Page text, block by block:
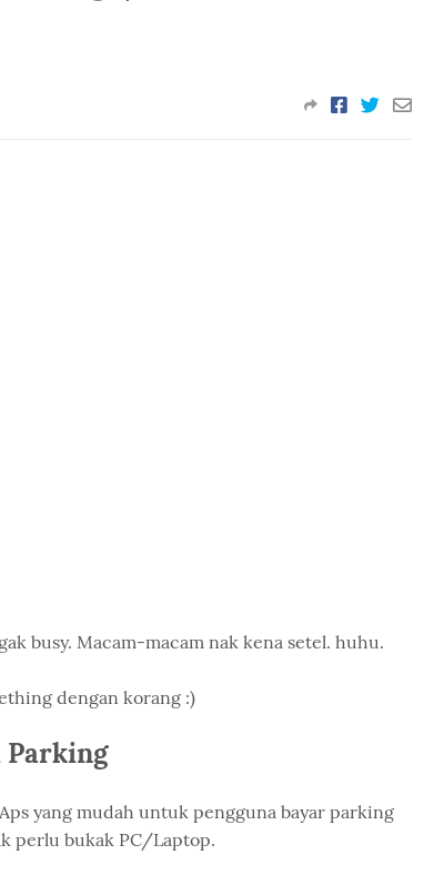
busy. Macam-macam nak kena setel. huhu.
dengan korang :)
Parking
yang mudah untuk pengguna bayar parking
perlu bukak PC/Laptop.